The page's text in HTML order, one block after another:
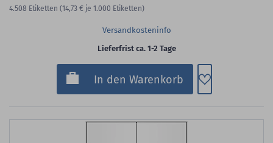
4.508 Etiketten (14,73 € je 1.000 Etiketten)
Versandkosteninfo
Lieferfrist ca. 1-2 Tage
In den Warenkorb Zum